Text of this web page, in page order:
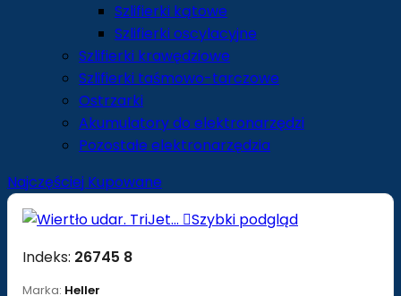
Szlifierki kątowe
Szlifierki oscylacyjne
Szlifierki krawędziowe
Szlifierki taśmowo-tarczowe
Ostrzarki
Akumulatory do elektronarzędzi
Pozostałe elektronarzędzia
Najczęściej Kupowane
Szybki podgląd
Indeks: 26745 8
Marka: Heller